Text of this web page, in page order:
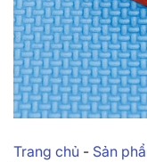
Trang chủ - Sản